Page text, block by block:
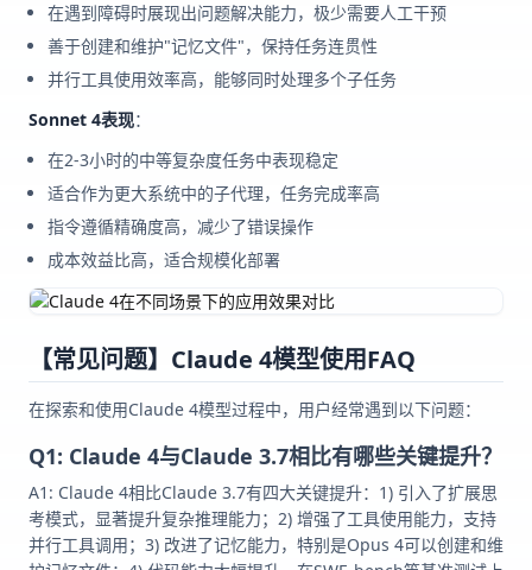
在遇到障碍时展现出问题解决能力，极少需要人工干预
善于创建和维护"记忆文件"，保持任务连贯性
并行工具使用效率高，能够同时处理多个子任务
Sonnet 4表现：
在2-3小时的中等复杂度任务中表现稳定
适合作为更大系统中的子代理，任务完成率高
指令遵循精确度高，减少了错误操作
成本效益比高，适合规模化部署
【常见问题】Claude 4模型使用FAQ
在探索和使用Claude 4模型过程中，用户经常遇到以下问题：
Q1: Claude 4与Claude 3.7相比有哪些关键提升？
A1: Claude 4相比Claude 3.7有四大关键提升：1) 引入了扩展思
考模式，显著提升复杂推理能力；2) 增强了工具使用能力，支持
并行工具调用；3) 改进了记忆能力，特别是Opus 4可以创建和维